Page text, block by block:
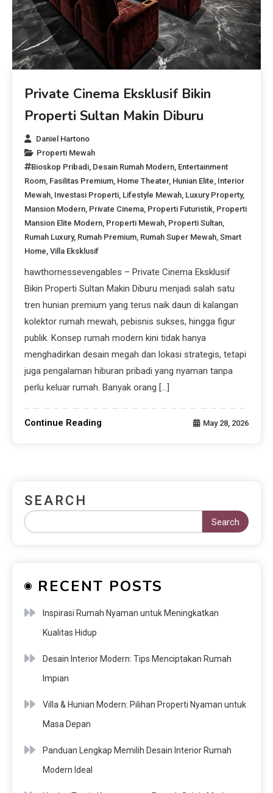
Private Cinema Eksklusif Bikin
Properti Sultan Makin Diburu
Daniel Hartono
Properti Mewah
Bioskop Pribadi, Desain Rumah Modern, Entertainment
Room, Fasilitas Premium, Home Theater, Hunian Elite, Interior
Mewah, Investasi Properti, Lifestyle Mewah, Luxury Property,
Mansion Modern, Private Cinema, Properti Futuristik, Properti
Mansion Elite Modern, Properti Mewah, Properti Sultan,
Rumah Luxury, Rumah Premium, Rumah Super Mewah,Smart
Home,Villa Eksklusif
hawthornessevengables – Private Cinema Eksklusif
Bikin Properti Sultan Makin Diburu menjadi salah satu
tren hunian premium yang terus naik daun di kalangan
kolektor rumah mewah, pebisnis sukses, hingga figur
publik. Konsep rumah modern kini tidak hanya
menghadirkan desain megah dan lokasi strategis, tetapi
juga pengalaman hiburan pribadi yang nyaman tanpa
perlu keluar rumah. Banyak orang […]
Continue Reading May 28, 2026
SEARCH
Search
RECENT POSTS
Inspirasi Rumah Nyaman untuk Meningkatkan
Kualitas Hidup
Desain Interior Modern: Tips Menciptakan Rumah
Impian
Villa & Hunian Modern: Pilihan Properti Nyaman untuk
Masa Depan
Panduan Lengkap Memilih Desain Interior Rumah
Modern Ideal